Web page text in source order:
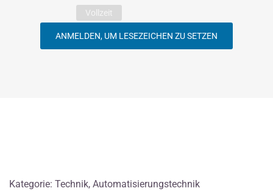
Vollzeit
ANMELDEN, UM LESEZEICHEN ZU SETZEN
Kategorie: Technik, Automatisierungstechnik